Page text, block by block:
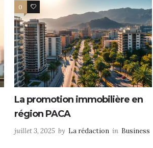
0 0
La promotion immobilière en
région PACA
juillet 3, 2025 by La rédaction in Business